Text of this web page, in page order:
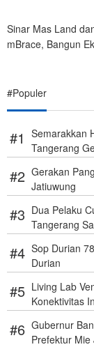
Sinar Mas Land
mBrace, Bangun
#Populer
Semarakkan
Tangerang
Gerakan
Jatiuwung
Dua Pelaku
Tangerang
Sop Durian
Durian
Living Lab
Konektivitas
Gubernur
Prefektur